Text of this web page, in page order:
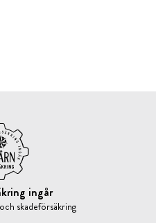
ingår
skadeförsäkring